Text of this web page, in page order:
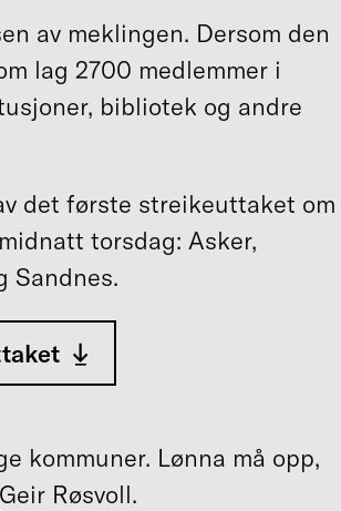
av meklingen. Dersom den
lag 2700 medlemmer i
bibliotek og andre
det første streikeuttaket om
torsdag: Asker,
Sandnes.
kommuner. Lønna må opp,
Røsvoll.